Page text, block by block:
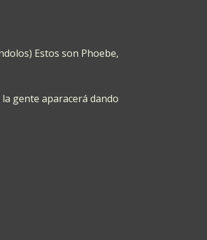
Estos son Phoebe,
la gente aparacerá dando